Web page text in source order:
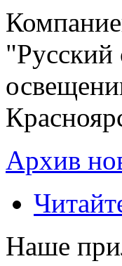
"Русский
Архив
Наше